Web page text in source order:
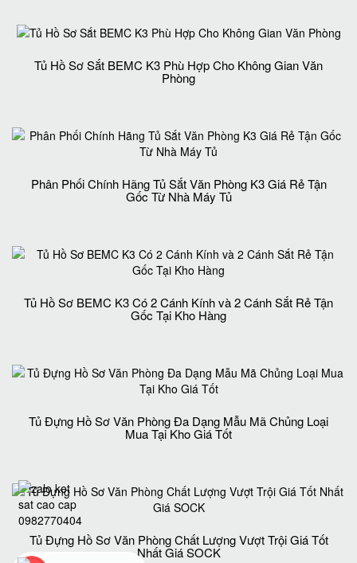
Tủ Hồ Sơ Sắt BEMC K3 Phù Hợp Cho Không Gian Văn
Phòng
Phân Phối Chính Hãng Tủ Sắt Văn Phòng K3 Giá Rẻ Tận
Gốc Từ Nhà Máy Tủ
Tủ Hồ Sơ BEMC K3 Có 2 Cánh Kính và 2 Cánh Sắt Rẻ Tận
Gốc Tại Kho Hàng
Tủ Đựng Hồ Sơ Văn Phòng Đa Dạng Mẫu Mã Chủng Loại
Mua Tại Kho Giá Tốt
Tủ Đựng Hồ Sơ Văn Phòng Chất Lượng Vượt Trội Giá Tốt
Nhất Giá SOCK